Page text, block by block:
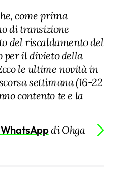
come prima
di transizione
del riscaldamento del
per il divieto della
le ultime novità in
settimana (16-22
contento te e la
di Ohga